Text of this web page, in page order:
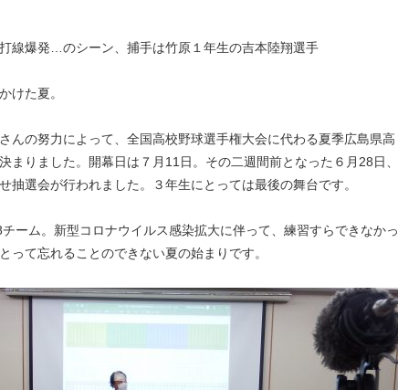
線爆発…のシーン、捕手は竹原１年生の吉本陸翔選手
けた夏。
んの努力によって、全国高校野球選手権大会に代わる夏季広島県高
まりました。開幕日は７月11日。その二週間前となった６月28日、
抽選会が行われました。３年生にとっては最後の舞台です。
ーム。新型コロナウイルス感染拡大に伴って、練習すらできなかっ
って忘れることのできない夏の始まりです。